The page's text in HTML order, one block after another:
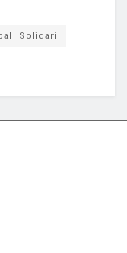
Solidari